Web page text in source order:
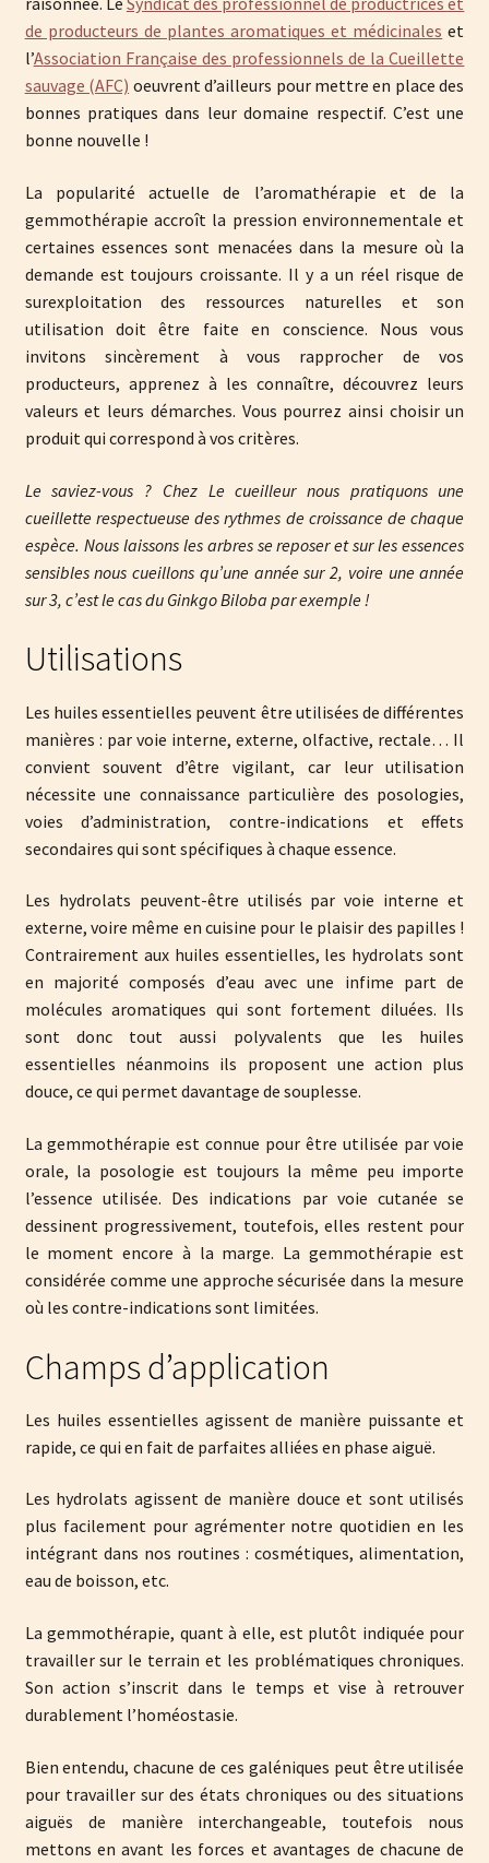
de producteurs de plantes aromatiques et médicinales et
l’Association Française des professionnels de la Cueillette
sauvage (AFC) oeuvrent d’ailleurs pour mettre en place des
bonnes pratiques dans leur domaine respectif. C’est une
bonne nouvelle !
La popularité actuelle de l’aromathérapie et de la
gemmothérapie accroît la pression environnementale et
certaines essences sont menacées dans la mesure où la
demande est toujours croissante. Il y a un réel risque de
surexploitation des ressources naturelles et son
utilisation doit être faite en conscience. Nous vous
invitons sincèrement à vous rapprocher de vos
producteurs, apprenez à les connaître, découvrez leurs
valeurs et leurs démarches. Vous pourrez ainsi choisir un
produit qui correspond à vos critères.
Le saviez-vous ? Chez Le cueilleur nous pratiquons une
cueillette respectueuse des rythmes de croissance de chaque
espèce. Nous laissons les arbres se reposer et sur les essences
sensibles nous cueillons qu’une année sur 2, voire une année
sur 3, c’est le cas du Ginkgo Biloba par exemple !
Utilisations
Les huiles essentielles peuvent être utilisées de différentes
manières : par voie interne, externe, olfactive, rectale… Il
convient souvent d’être vigilant, car leur utilisation
nécessite une connaissance particulière des posologies,
voies d’administration, contre-indications et effets
secondaires qui sont spécifiques à chaque essence.
Les hydrolats peuvent-être utilisés par voie interne et
externe, voire même en cuisine pour le plaisir des papilles !
Contrairement aux huiles essentielles, les hydrolats sont
en majorité composés d’eau avec une infime part de
molécules aromatiques qui sont fortement diluées. Ils
sont donc tout aussi polyvalents que les huiles
essentielles néanmoins ils proposent une action plus
douce, ce qui permet davantage de souplesse.
La gemmothérapie est connue pour être utilisée par voie
orale, la posologie est toujours la même peu importe
l’essence utilisée. Des indications par voie cutanée se
dessinent progressivement, toutefois, elles restent pour
le moment encore à la marge. La gemmothérapie est
considérée comme une approche sécurisée dans la mesure
où les contre-indications sont limitées.
Champs d’application
Les huiles essentielles agissent de manière puissante et
rapide, ce qui en fait de parfaites alliées en phase aiguë.
Les hydrolats agissent de manière douce et sont utilisés
plus facilement pour agrémenter notre quotidien en les
intégrant dans nos routines : cosmétiques, alimentation,
eau de boisson, etc.
La gemmothérapie, quant à elle, est plutôt indiquée pour
travailler sur le terrain et les problématiques chroniques.
Son action s’inscrit dans le temps et vise à retrouver
durablement l’homéostasie.
Bien entendu, chacune de ces galéniques peut être utilisée
pour travailler sur des états chroniques ou des situations
aiguës de manière interchangeable, toutefois nous
mettons en avant les forces et avantages de chacune de